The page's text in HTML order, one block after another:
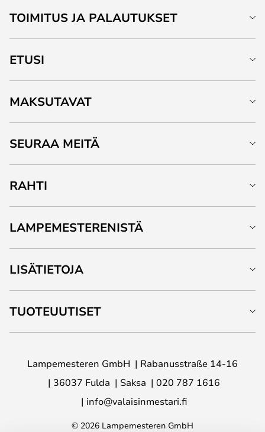
TOIMITUS JA PALAUTUKSET
ETUSI
MAKSUTAVAT
SEURAA MEITÄ
RAHTI
LAMPEMESTERENISTÄ
LISÄTIETOJA
TUOTEUUTISET
Lampemesteren GmbH
Rabanusstraße 14-16
36037 Fulda
Saksa
020 787 1616
info@valaisinmestari.fi
© 2026 Lampemesteren GmbH